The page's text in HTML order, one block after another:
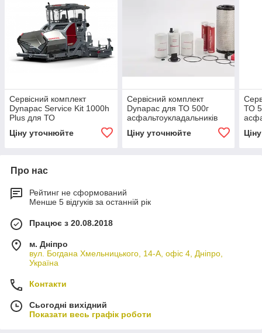
Сервісний комплект
Dynapac Service Kit 1000h
Plus для ТО
SD2500CS та аналогічні
Ціну уточнюйте
Сервісний комплект
Dynapac для ТО 500г
асфальтоукладальників
Ціну уточнюйте
ТО
Про нас
Рейтинг не сформований
Менше 5 відгуків за останній рік
Працює з 20.08.2018
м. Дніпро
вул. Богдана Хмельницького, 14-А, офіс 4, Дніпро,
Україна
Контакти
Сьогодні вихідний
Показати весь графік роботи